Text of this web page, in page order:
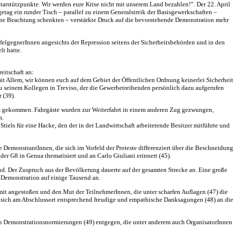
Wir werden eure Krise nicht mit unserem Land bezahlen!”. Der 22. April
ein runder Tisch – parallel zu einem Generalstreik der Basisgewerkschaften –
schenkten – verstärkte Druck auf die bevorstehende Demonstration mehr
angesichts der Repression seitens der Sicherheitsbehörden und in den
hatte.
an:
wir können euch auf dem Gebiet der Öffentlichen Ordnung keinerlei Sicherheit
Kollegen in Treviso, der die Gewerbetreibenden persönlich dazu aufgerufen
(39).
Fahrgäste wurden zur Weiterfahrt in einem anderen Zug gezwungen,
für eine Hacke, den der in der Landwirtschaft arbeitetende Besitzer mitführte und
die sich im Vorfeld der Proteste differenziert über die Beschneidung
G8 in Genua thematisiert und an Carlo Giuliani erinnert (45).
Zuspruch aus der Bevölkerung dauerte auf der gesamten Strecke an. Eine große
auf einige Tausend an.
und den Mut der TeilnehmerInnen, die unter scharfen Auflagen (47) die
am Abschlussort entsprechend freudige und empathische Danksagungen (48) an die
(49) entgegen, die unter anderem auch OrganisatorInnen